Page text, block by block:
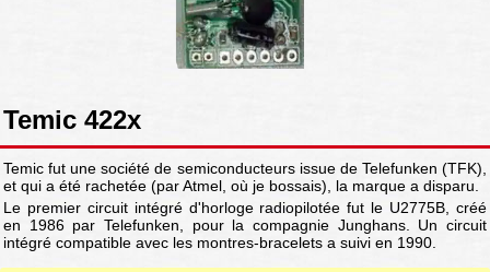
Temic 422x
Temic fut une société de semiconducteurs issue de Telefunken (TFK),
et qui a été rachetée (par Atmel, où je bossais), la marque a disparu.
Le premier circuit intégré d'horloge radiopilotée fut le U2775B, créé
en 1986 par Telefunken, pour la compagnie Junghans. Un circuit
intégré compatible avec les montres-bracelets a suivi en 1990.